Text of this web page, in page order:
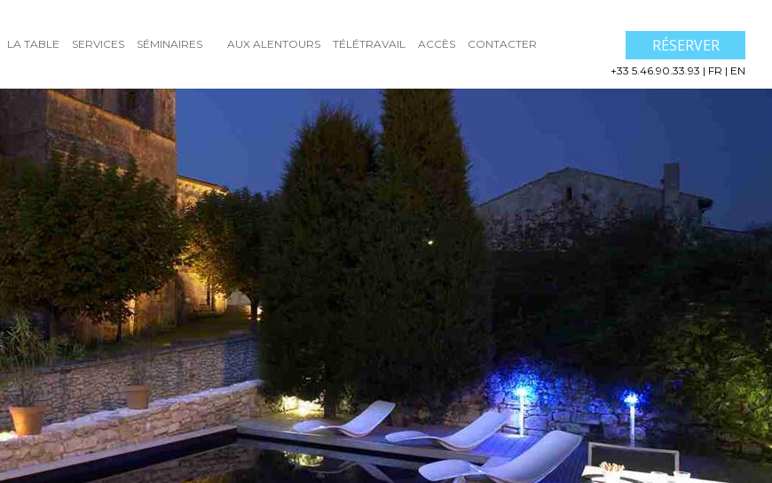
LA TABLE SERVICES SÉMINAIRES AUX ALENTOURS TÉLÉTRAVAIL ACCÈS CONTACTER RÉSERVER
+33 5.46.90.33.93 | FR | EN